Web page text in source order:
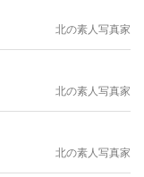
北の素人写真家
北の素人写真家
北の素人写真家